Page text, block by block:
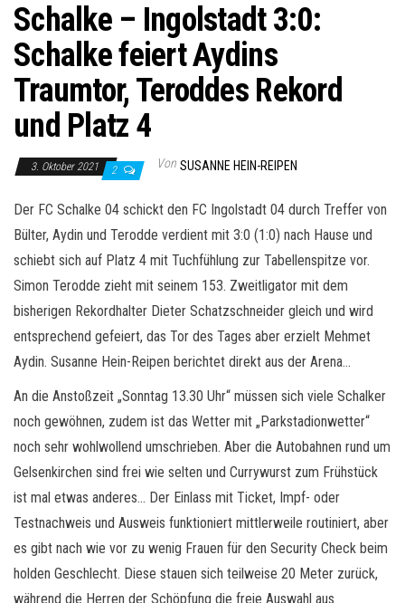
Schalke – Ingolstadt 3:0:
Schalke feiert Aydins
Traumtor, Teroddes Rekord
und Platz 4
3. Oktober 2021 2 Von SUSANNE HEIN-REIPEN
Der FC Schalke 04 schickt den FC Ingolstadt 04 durch Treffer von
Bülter, Aydin und Terodde verdient mit 3:0 (1:0) nach Hause und
schiebt sich auf Platz 4 mit Tuchfühlung zur Tabellenspitze vor.
Simon Terodde zieht mit seinem 153. Zweitligator mit dem
bisherigen Rekordhalter Dieter Schatzschneider gleich und wird
entsprechend gefeiert, das Tor des Tages aber erzielt Mehmet
Aydin. Susanne Hein-Reipen berichtet direkt aus der Arena…
An die Anstoßzeit „Sonntag 13.30 Uhr“ müssen sich viele Schalker
noch gewöhnen, zudem ist das Wetter mit „Parkstadionwetter“
noch sehr wohlwollend umschrieben. Aber die Autobahnen rund um
Gelsenkirchen sind frei wie selten und Currywurst zum Frühstück
ist mal etwas anderes… Der Einlass mit Ticket, Impf- oder
Testnachweis und Ausweis funktioniert mittlerweile routiniert, aber
es gibt nach wie vor zu wenig Frauen für den Security Check beim
holden Geschlecht. Diese stauen sich teilweise 20 Meter zurück,
während die Herren der Schöpfung die freie Auswahl aus